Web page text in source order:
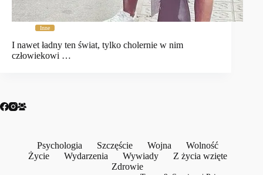
Inne
I nawet ładny ten świat, tylko cholernie w nim
człowiekowi …
Psychologia Szczęście Wojna
Wolność
Życie
Wydarzenia Wywiady
Z życia wzięte
Zdrowie